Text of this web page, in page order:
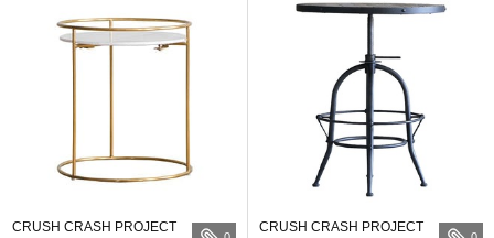
CRUSH CRASH PROJECT CRUSH CRASH PROJECT